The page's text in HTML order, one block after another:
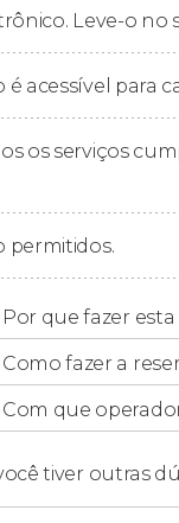
, uma das
Game of Thrones!
ao ponto de
de
novembro e 31
ao
de
até a praia de
Leve-o no
é acessível para
os serviços
permitidos.
Por que fazer
Como fazer a
Com que
tiver outras